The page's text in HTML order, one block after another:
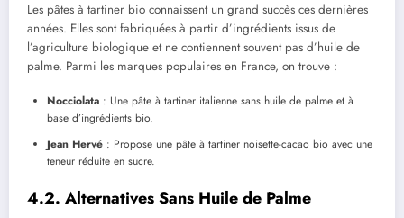
Les pâtes à tartiner bio connaissent un grand succès ces dernières
années. Elles sont fabriquées à partir d’ingrédients issus de
l’agriculture biologique et ne contiennent souvent pas d’huile de
palme. Parmi les marques populaires en France, on trouve :
Nocciolata : Une pâte à tartiner italienne sans huile de palme et à
base d’ingrédients bio.
Jean Hervé : Propose une pâte à tartiner noisette-cacao bio avec une
teneur réduite en sucre.
4.2. Alternatives Sans Huile de Palme